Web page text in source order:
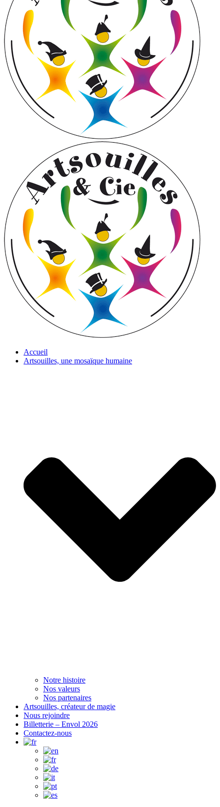
Accueil
Artsouilles, une mosaïque humaine
Notre histoire
Nos valeurs
Nos partenaires
Artsouilles, créateur de magie
Nous rejoindre
Billetterie – Envol 2026
Contactez-nous